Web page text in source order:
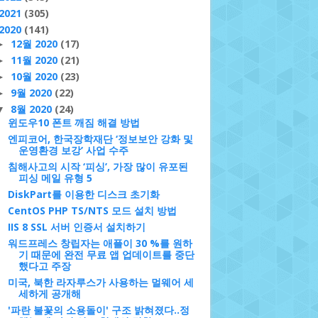
(305)
(141)
12월 2020 (17)
11월 2020 (21)
10월 2020 (23)
9월 2020 (22)
8월 2020 (24)
윈도우10 폰트 깨짐 해결 방법
엔피코어, 한국장학재단 ‘정보보안 강화 및
운영환경 보강’ 사업 수주
침해사고의 시작 ‘피싱’, 가장 많이 유포된
피싱 메일 유형 5
DiskPart를 이용한 디스크 초기화
CentOS PHP TS/NTS 모드 설치 방법
IIS 8 SSL 서버 인증서 설치하기
워드프레스 창립자는 애플이 30 %를 원하
기 때문에 완전 무료 앱 업데이트를 중단
했다고 주장
미국, 북한 라자루스가 사용하는 멀웨어 세
세하게 공개해
'파란 불꽃의 소용돌이' 구조 밝혀졌다..정